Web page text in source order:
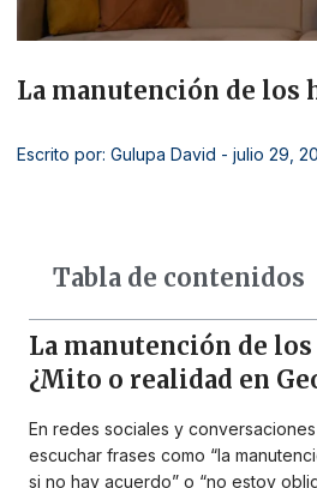
La manutención de los
Escrito por: Gulupa David - julio 29,
Tabla de contenidos
La manutención de
¿Mito o realidad en
En redes sociales y
escuchar frases como “la
si no hay acuerdo” o “no estoy